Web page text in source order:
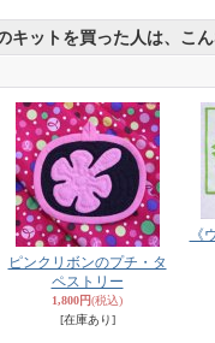
キットを買った人は、こ
ピンクリボンのプチ・タ
ペストリー
1,800円(税込)
[在庫あり]
《